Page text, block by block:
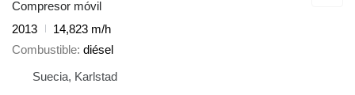
Compresor móvil
2013
14,823 m/h
Combustible diésel
Suecia, Karlstad